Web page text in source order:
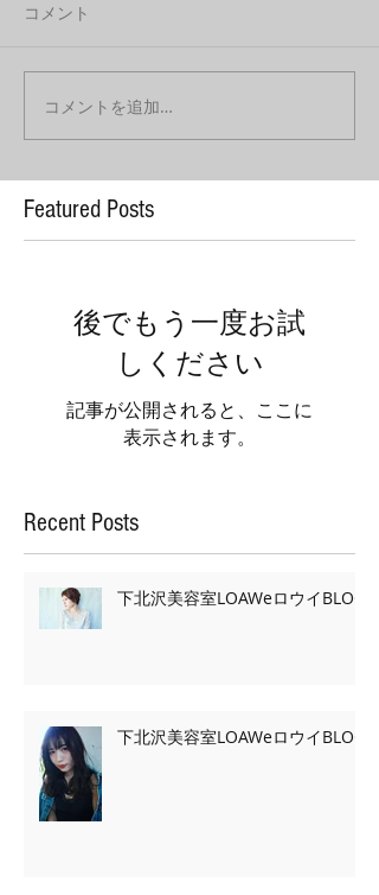
コメント
コメントを追加…
Featured Posts
後でもう一度お試
しください
記事が公開されると、ここに
表示されます。
Recent Posts
下北沢美容室LOAWeロウイBLOG
下北沢美容室LOAWeロウイBLOG